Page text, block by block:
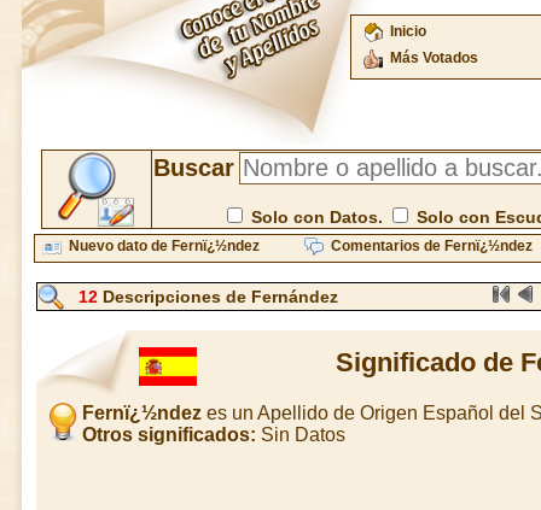
Inicio
Más Votados
Buscar
Solo con Datos. Solo con
Nuevo dato de Fernï¿½ndez Comentarios de Fernï¿½ndez
12Descripciones de Fernández
Significado de
Fernï¿½ndez es un Apellido de Origen Español del
Otros significados: Sin Datos